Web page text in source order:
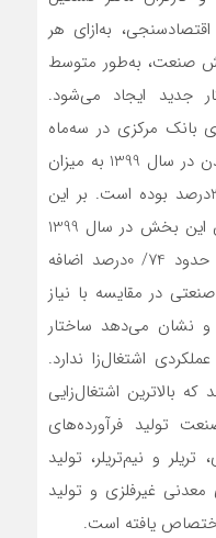
به‌‌‌‌ازای هر
صنعت، به‌طور متوسط
جدید ایجاد می‌شود.
بانک مرکزی در سه‌ماه
دوم 1401، رشد بخش صنعت و معدن در سال 1399 به میزان
7/ 7درصد و در 1400 میزان رشد 3‌درصد بوده است. بر این
اساس، انتظار می‌رود تعداد شاغلان این بخش در سال 1399
حدود 85/ 1درصد و در سال 1400 حدود 74/ 0‌درصد اضافه
در مقایسه با نیاز
و نشان می‌دهد ساختار
اشتغال‌زا ندارد.
بالاترین اشتغال‌زایی
تولید فرآورده‌های
و نیم‌تریلر، تولید
معدنی غیرفلزی و تولید
یافته است.